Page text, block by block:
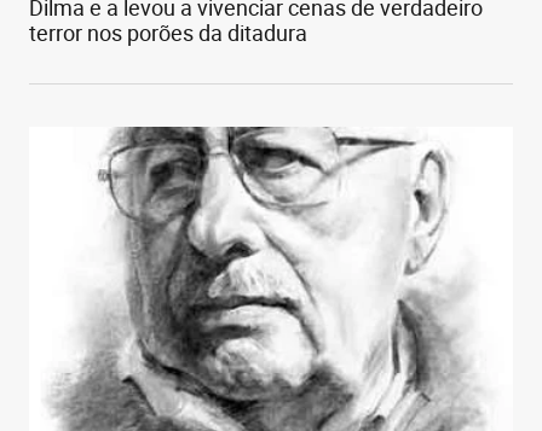
Dilma e a levou a vivenciar cenas de verdadeiro
terror nos porões da ditadura